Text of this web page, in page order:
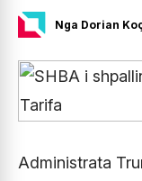
Nga Dorian
Administrata